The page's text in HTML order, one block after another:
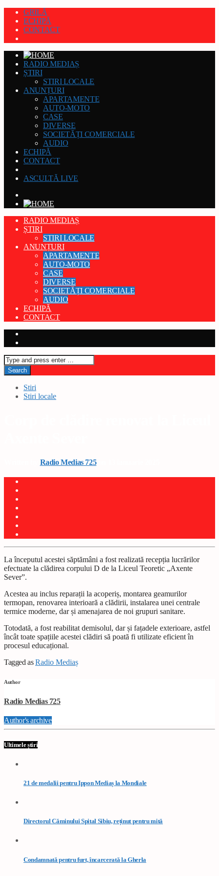
GRILĂ
ECHIPĂ
CONTACT
RADIO MEDIAȘ
ȘTIRI
STIRI LOCALE
ANUNȚURI
APARTAMENTE
AUTO-MOTO
CASE
DIVERSE
SOCIETĂȚI COMERCIALE
AUDIO
ECHIPĂ
CONTACT
ASCULTĂ LIVE
RADIO MEDIAȘ
ȘTIRI
STIRI LOCALE
ANUNȚURI
APARTAMENTE
AUTO-MOTO
CASE
DIVERSE
SOCIETĂȚI COMERCIALE
AUDIO
ECHIPĂ
CONTACT
Stiri
Stiri locale
Radio Medias 725on 13 ianuarie 2025
La începutul acestei săptămâni a fost realizată recepția lucrărilor
efectuate la clădirea corpului D de la Liceul Teoretic „Axente
Sever”.
Acestea au inclus reparații la acoperiș, montarea geamurilor
termopan, renovarea interioară a clădirii, instalarea unei centrale
termice moderne, dar și amenajarea de noi grupuri sanitare.
Totodată, a fost reabilitat demisolul, dar și fațadele exterioare, astfel
încât toate spațiile acestei clădiri să poată fi utilizate eficient în
procesul educațional.
Tagged asRadio Mediaș
Author
Radio Medias 725
Author's archive
Ultimele știri
21 de medalii pentru Ippon Mediaș la Mondiale
Directorul Căminului Spital Sibiu, reținut pentru mită
Condamnată pentru furt, încarcerată la Gherla